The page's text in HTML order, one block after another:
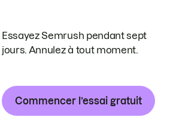
Essayez Semrush pendant sept
jours. Annulez à tout moment.
Commencer l’essai gratuit